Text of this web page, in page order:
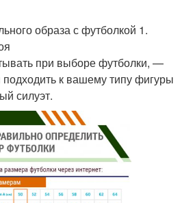
образа с футболкой 1.
при выборе футболки, —
к вашему типу фигуры
силуэт.